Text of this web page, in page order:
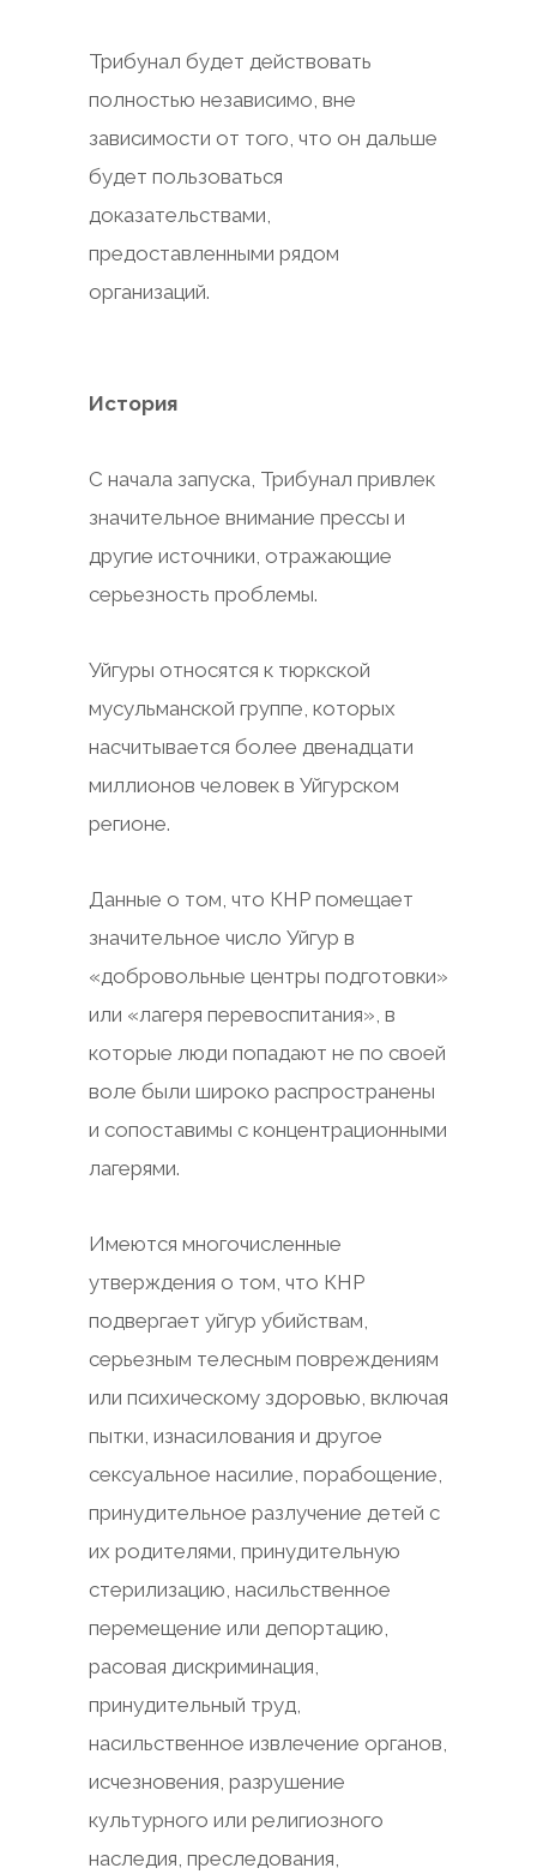
Трибунал будет действовать
полностью независимо, вне
зависимости от того, что он дальше
будет пользоваться
доказательствами,
предоставленными рядом
организаций.
История
С начала запуска, Трибунал привлек
значительное внимание прессы и
другие источники, отражающие
серьезность проблемы.
Уйгуры относятся к тюркской
мусульманской группе, которых
насчитывается более двенадцати
миллионов человек в Уйгурском
регионе.
Данные о том, что КНР помещает
значительное число Уйгур в
«добровольные центры подготовки»
или «лагеря перевоспитания», в
которые люди попадают не по своей
воле были широко распространены
и сопоставимы с концентрационными
лагерями.
Имеются многочисленные
утверждения о том, что КНР
подвергает уйгур убийствам,
серьезным телесным повреждениям
или психическому здоровью, включая
пытки, изнасилования и другое
сексуальное насилие, порабощение,
принудительное разлучение детей с
их родителями, принудительную
стерилизацию, насильственное
перемещение или депортацию,
расовая дискриминация,
принудительный труд,
насильственное извлечение органов,
исчезновения, разрушение
культурного или религиозного
наследия, преследования,